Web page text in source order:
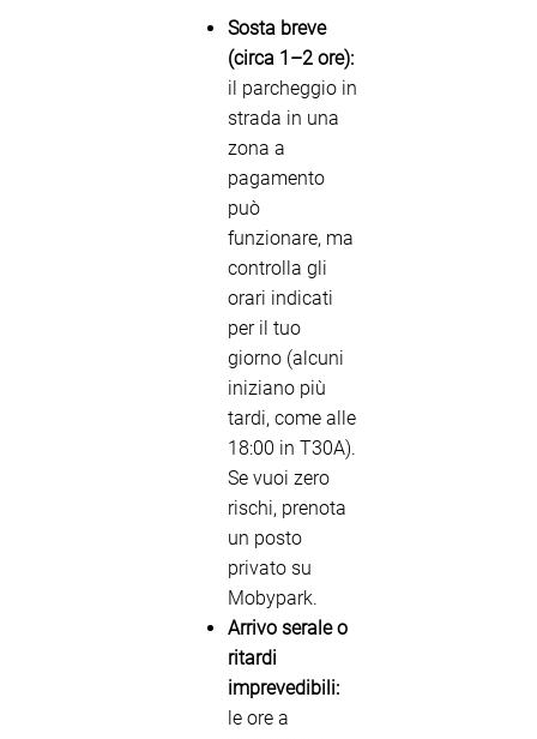
Sosta breve
(circa 1–2 ore):
il parcheggio in
strada in una
zona a
pagamento
può
funzionare, ma
controlla gli
orari indicati
per il tuo
giorno (alcuni
iniziano più
tardi, come alle
18:00 in T30A).
Se vuoi zero
rischi, prenota
un posto
privato su
Mobypark.
Arrivo serale o
ritardi
imprevedibili:
le ore a